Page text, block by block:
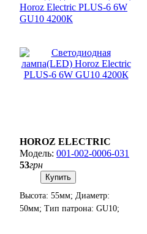
Horoz Electric PLUS-6 6W
GU10 4200К
HOROZ ELECTRIC
001-002-0006-031
53грн
Купить
Высота: 55мм; Диаметр:
50мм; Тип патрона: GU10;